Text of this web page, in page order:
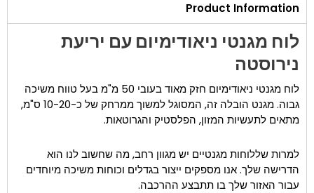
Product Information
לוח מגנטי ניאודימיום עם יריעת
נירוסטה
לוח מגנטי ניאודימיום חזק מאוד בעובי 50 מ"מ בעל טווח משיכה
גבוה. מגנט הובלה זה, המסוגל למשוך ממרחק של כ-10-20 ס"מ,
מתאים לתעשיות המזון, הפלסטיק והגרוטאות.
למרות שללוחות מגנטיים יש מגוון רחב, מה שחשוב לנו הוא
הדרישה שלך. אנו מספקים ייצור בגדלים וכוחות משיכה מיוחדים
עבור האזור שלך בו תתבצע ההרכבה.